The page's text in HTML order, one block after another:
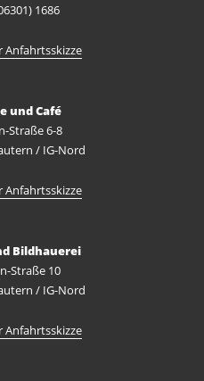
1686
Anfahrtsskizze
und Café
Straße 6-8
/ IG-Nord
Anfahrtsskizze
Bildhauerei
Straße 10
/ IG-Nord
Anfahrtsskizze